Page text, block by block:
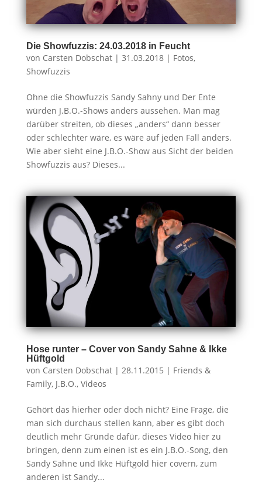
Die Showfuzzis: 24.03.2018 in Feucht
von Carsten Dobschat| 31.03.2018| Fotos,
Showfuzzis
Ohne die Showfuzzis Sandy Sahny und Der Ente
würden J.B.O.-Shows anders aussehen. Man mag
darüber streiten, ob dieses „anders“ dann besser
oder schlechter wäre, es wäre auf jeden Fall anders.
Wie aber sieht eine J.B.O.-Show aus Sicht der beiden
Showfuzzis aus? Dieses...
Hose runter – Cover von Sandy Sahne & Ikke
Hüftgold
von Carsten Dobschat| 28.11.2015 | Friends &
Family, J.B.O., Videos
Gehört das hierher oder doch nicht? Eine Frage, die
man sich durchaus stellen kann, aber es gibt doch
deutlich mehr Gründe dafür, dieses Video hier zu
bringen, denn zum einen ist es ein J.B.O.-Song, den
Sandy Sahne und Ikke Hüftgold hier covern, zum
anderen ist Sandy...